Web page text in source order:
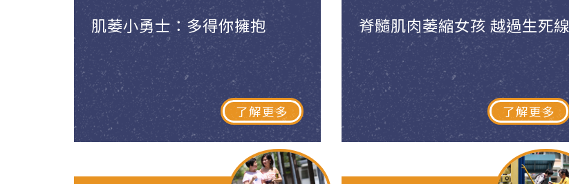
肌萎小勇士：多得你擁抱
了解更多
脊髓肌肉萎縮女孩 越過生死線
了解更多